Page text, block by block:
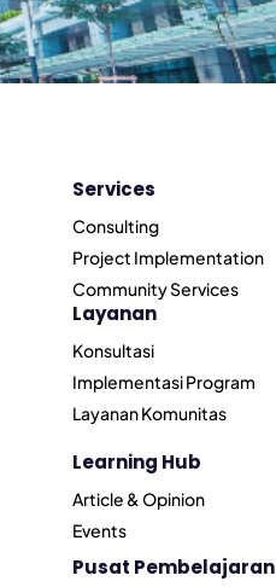
Services
Consulting
Project Implementation
Community Services
Layanan
Konsultasi
Implementasi Program
Layanan Komunitas
Learning Hub
Article & Opinion
Events
Pusat Pembelajaran